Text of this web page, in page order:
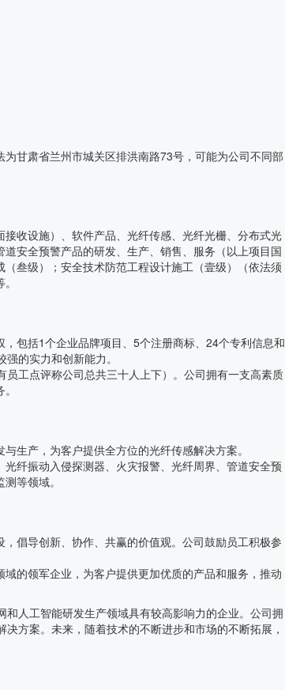
甘肃省兰州市城关区排洪南路73号，可能为公司不同部
收设施）、软件产品、光纤传感、光纤光栅、分布式光
安全预警产品的研发、生产、销售、服务（以上项目国
叁级）；安全技术防范工程设计施工（壹级）（依法须
包括1个企业品牌项目、5个注册商标、24个专利信息和
的实力和创新能力。
员工点评称公司总共三十人上下）。公司拥有一支高素质
生产，为客户提供全方位的光纤传感解决方案。
纤振动入侵探测器、火灾报警、光纤周界、管道安全预
等领域。
倡导创新、协作、共赢的价值观。公司鼓励员工积极参
的领军企业，为客户提供更加优质的产品和服务，推动
人工智能研发生产领域具有较高影响力的企业。公司拥
方案。未来，随着技术的不断进步和市场的不断拓展，